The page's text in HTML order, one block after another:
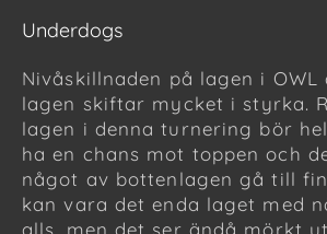
Underdogs
Nivåskillnaden på lagen i
lagen skiftar mycket i styrka.
lagen i denna turnering bör
ha en chans mot toppen och
något av bottenlagen gå till
kan vara det enda laget med
alls, men det ser ändå mörkt